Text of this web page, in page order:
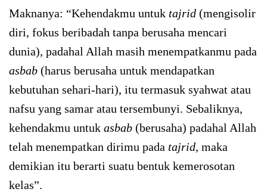
Maknanya: “Kehendakmu untuk tajrid (mengisolir
diri, fokus beribadah tanpa berusaha mencari
dunia), padahal Allah masih menempatkanmu pada
asbab (harus berusaha untuk mendapatkan
kebutuhan sehari-hari), itu termasuk syahwat atau
nafsu yang samar atau tersembunyi. Sebaliknya,
kehendakmu untuk asbab (berusaha) padahal Allah
telah menempatkan dirimu pada tajrid, maka
demikian itu berarti suatu bentuk kemerosotan
kelas”.